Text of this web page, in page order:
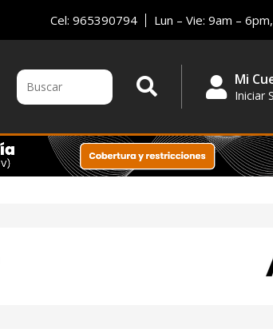
Cel: 965390794 Lun – Vie: 9am – 6pm,
Mi
Iniciar